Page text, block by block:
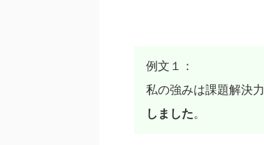
例文１：
私の強みは課題解決力
しました。